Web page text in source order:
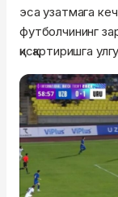
эса узатмага
футболчининг
қисқартиришга